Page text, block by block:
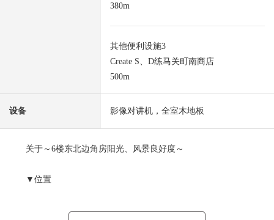
380m
其他便利设施3
Create S、D练马关町南商店
500m
设备 影像对讲机，全室木地板
关于～6楼东北边角房阳光、风景良好度～
▼位置
・"关町南3丁目"公交站步行2分钟